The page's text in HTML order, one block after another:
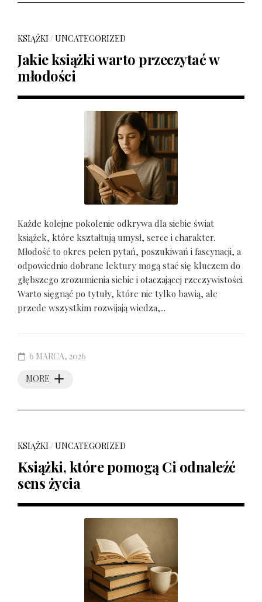
KSIĄŻKI /UNCATEGORIZED
Jakie książki warto przeczytać w
młodości
Każde kolejne pokolenie odkrywa dla siebie świat
książek, które kształtują umysł, serce i charakter.
Młodość to okres pełen pytań, poszukiwań i fascynacji, a
odpowiednio dobrane lektury mogą stać się kluczem do
głębszego zrozumienia siebie i otaczającej rzeczywistości.
Warto sięgnąć po tytuły, które nie tylko bawią, ale
przede wszystkim rozwijają wiedza,...
MORE
6 MARCA, 2026
KSIĄŻKI /UNCATEGORIZED
Książki, które pomogą Ci odnaleźć
sens życia